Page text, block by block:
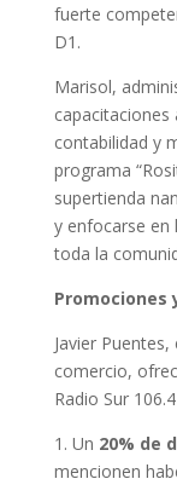
fuerte
D1.
Marisol,
contabilidad y
programa
supertienda
y enfocarse en
toda la
Promociones
Javier
comercio,
Radio Sur
1. Un 20% de
mencionen